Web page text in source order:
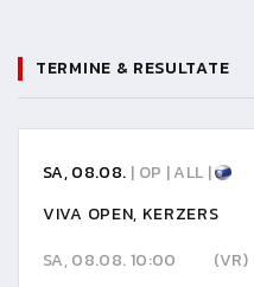
TERMINE & RESULTATE
SA, 08.08. | OP | ALL |
VIVA OPEN, KERZERS
SA, 08.08. 10:00
(VR)